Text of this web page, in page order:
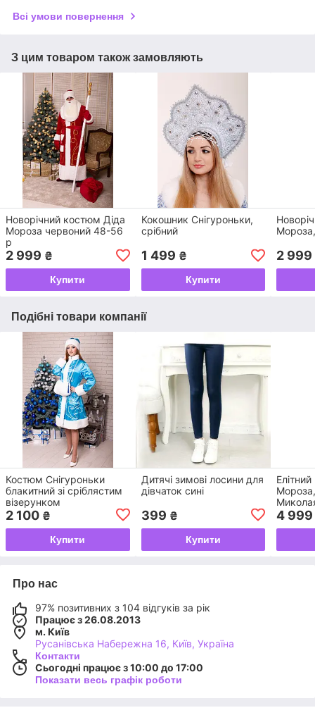
Всі умови повернення
З цим товаром також замовляють
Новорічний костюм Діда
Мороза червоний 48-56
р
2 999 ₴
Купити
Кокошник Снігуроньки,
срібний
1 499 ₴
Купити
2 999
Подібні товари компанії
Костюм Снігуроньки
блакитний зі сріблястим
візерунком
2 100 ₴
Купити
Дитячі зимові лосини для
дівчаток сині
399 ₴
Купити
з синім
4 999
Про нас
97% позитивних з 104 відгуків за рік
Працює з 26.08.2013
м. Київ
Русанівська Набережна 16, Київ, Україна
Контакти
Сьогодні працює з 10:00 до 17:00
Показати весь графік роботи